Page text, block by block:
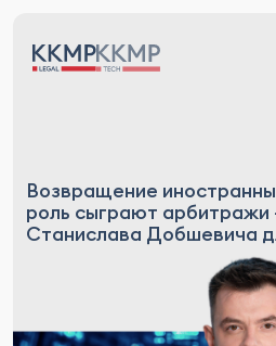
Возвращение
роль сыграют
Станислава Добшевича